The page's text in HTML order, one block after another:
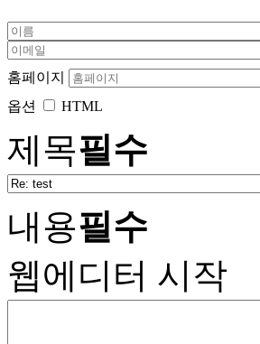
홈페이지
옵션
HTML
제목필수
내용필수
웹에디터 시작